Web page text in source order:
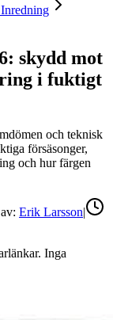
skydd mot
i fuktigt
och teknisk
försäsonger,
och hur färgen
Erik Larsson|
Inga